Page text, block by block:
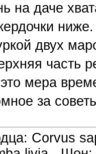
на даче
двух
часть
мера
за
Corvus